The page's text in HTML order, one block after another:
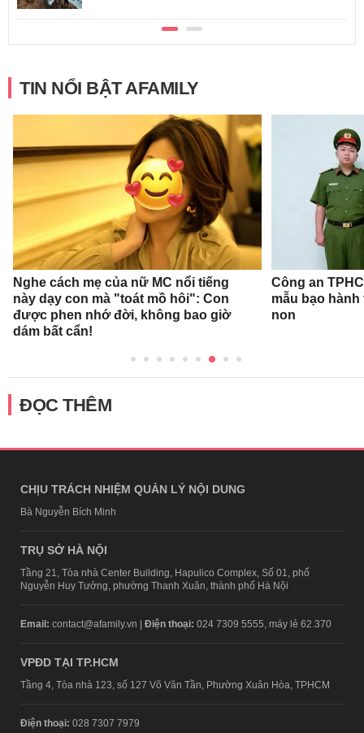
TIN NỔI BẬT AFAMILY
Nghe cách mẹ của nữ MC nổi tiếng
này dạy con mà "toát mồ hôi": Con
được phen nhớ đời, không bao giờ
dám bất cẩn!
Công an
mẫu bạo
non
ĐỌC THÊM
CHỊU TRÁCH NHIỆM QUẢN LÝ NỘI DUNG
Bà Nguyễn Bích Minh
TRỤ SỞ HÀ NỘI
Tầng 21, Tòa nhà Center Building, Hapulico Complex, Số 01, phố
Nguyễn Huy Tưởng, phường Thanh Xuân, thành phố Hà Nội
Email: contact@afamily.vn | Điện thoại: 024 7309 5555, máy lẻ 62.370
VPĐD TẠI TP.HCM
Tầng 4, Tòa nhà 123, số 127 Võ Văn Tần, Phường Xuân Hòa, TPHCM
Điện thoại: 028 7307 7979